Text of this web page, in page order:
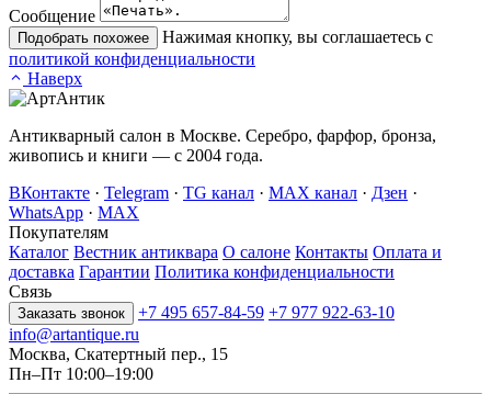
Сообщение
Подобрать похожее
Нажимая кнопку, вы соглашаетесь с
политикой конфиденциальности
Наверх
Антикварный салон в Москве. Серебро, фарфор, бронза,
живопись и книги — с 2004 года.
ВКонтакте · Telegram · TG канал · MAX канал · Дзен ·
WhatsApp · MAX
Покупателям
Каталог Вестник антиквара О салоне Контакты Оплата и
доставка Гарантии Политика конфиденциальности
Связь
Заказать звонок +7 495 657-84-59 +7 977 922-63-10
info@artantique.ru
Москва, Скатертный пер., 15
Пн–Пт 10:00–19:00